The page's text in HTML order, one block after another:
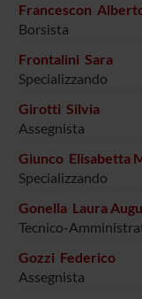
Francescon
Borsista
Frontalini Sara
Specializzando
Girotti Silvia
Assegnista
Giunco Elisabetta
Specializzando
Gonella Laura
Tecnico-
Gozzi Federico
Assegnista